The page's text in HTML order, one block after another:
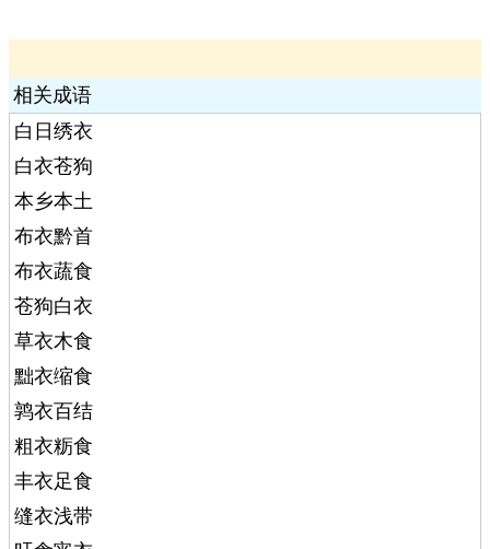
相关成语
白日绣衣
白衣苍狗
本乡本土
布衣黔首
布衣蔬食
苍狗白衣
草衣木食
黜衣缩食
鹑衣百结
粗衣粝食
丰衣足食
缝衣浅带